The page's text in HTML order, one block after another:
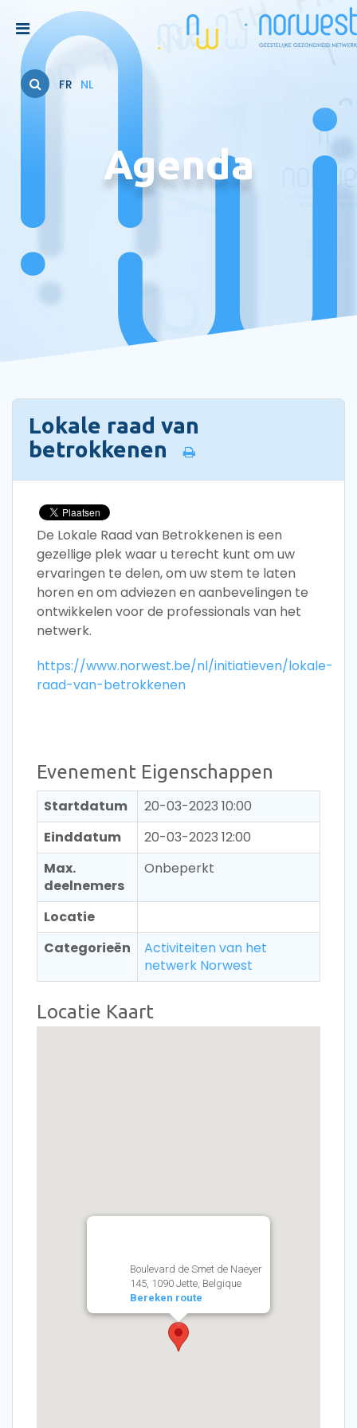
FR NL
Agenda
Lokale raad van
betrokkenen
De Lokale Raad van Betrokkenen is een
gezellige plek waar u terecht kunt om uw
ervaringen te delen, om uw stem te laten
horen en om adviezen en aanbevelingen te
ontwikkelen voor de professionals van het
netwerk.
https://www.norwest.be/nl/initiatieven/lokale-
raad-van-betrokkenen
Evenement Eigenschappen
Startdatum
20-03-2023 10:00
Einddatum
20-03-2023 12:00
Max.
deelnemers
Onbeperkt
Locatie
Categorieën
Activiteiten van het
netwerk Norwest
Locatie Kaart
Boulevard de Smet de Naeyer
145, 1090 Jette, Belgique
Bereken route